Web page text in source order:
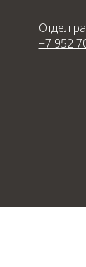
Отдел
+7 952